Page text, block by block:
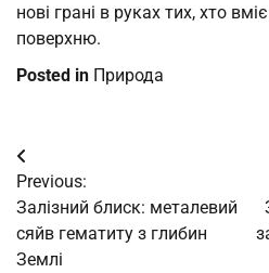
нові грані в руках тих, хто
поверхню.
Posted in Природа
Post
navigation
Previous:
Залізний блиск: металевий
сяйв гематиту з глибин
Землі